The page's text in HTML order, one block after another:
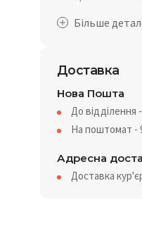
Доставка
Нова Пошта
До відділення
На поштомат -
Адресна
Доставка